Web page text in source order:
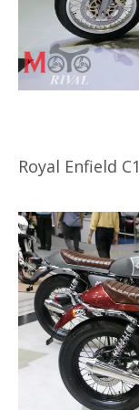
Royal Enfield C1